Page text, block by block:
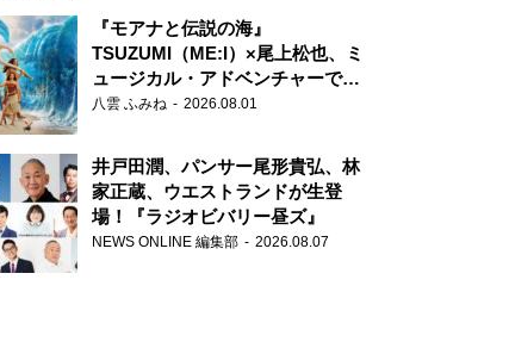
『モアナと伝説の海』
TSUZUMI（ME:I）×尾上松也、ミ
ュージカル・アドベンチャーで美
声を響かせる
八雲 ふみね 2026.08.01
井戸田潤、パンサー尾形貴弘、林
家正蔵、ウエストランドが生登
場！『ラジオビバリー昼ズ』
NEWS ONLINE 編集部 2026.08.07